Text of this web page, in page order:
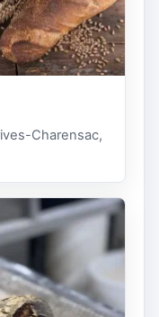
Charensac,